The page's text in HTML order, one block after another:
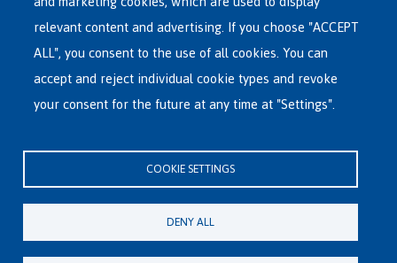
INTERNATIONAL
ABOUT FEDASIL
Rue des Chartreux 21 , 1000 Bruxelles
E-mail : info@fedasil.be • T : +32-(0)2-213 44 11 • F : +32-(0)2-213 44 22
Privacy, copyright and disclaimer|Accessibility statement
statement
relevant content and advertising. If you choose "ACCEPT
ALL", you consent to the use of all cookies. You can
accept and reject individual cookie types and revoke
your consent for the future at any time at "Settings".
COOKIE SETTINGS
DENY ALL